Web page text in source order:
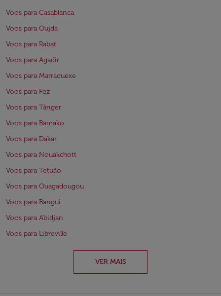
Voos para Casablanca
Voos para Oujda
Voos para Rabat
Voos para Agadir
Voos para Marraquexe
Voos para Fez
Voos para Tânger
Voos para Bamako
Voos para Dakar
Voos para Nouakchott
Voos para Tetuão
Voos para Ouagadougou
Voos para Bangui
Voos para Abidjan
Voos para Libreville
VER MAIS